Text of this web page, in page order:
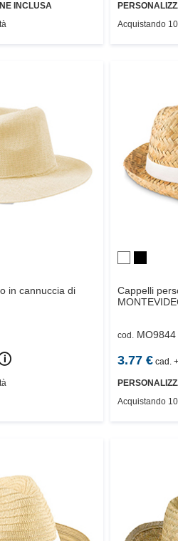
INCLUSA
Acquistando
in cannuccia di
Cappelli
cod. MO9844
3.77€ cad.
Acquistando